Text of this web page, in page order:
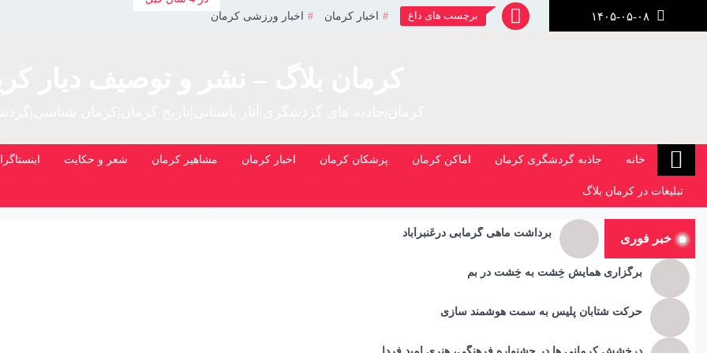
برچسب های داغ اخبار کرمان اخبار ورزشی کرمان
خانه جاذبه گردشگری کرمان اماکن کرمان پزشکان کرمان اخبار کرمان مشاهیر کرمان شعر و حکایت
تبلیغات در کرمان بلاگ
خبر فوری برداشت ماهی گرمابی درعَنبرآباد
برگزاری همایش خِشت به خِشت در بم
حرکت شتابان پلیس به سمت هوشمند سازی